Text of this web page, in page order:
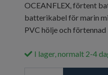
OCEANFLEX, förtent
batterikabel för marin
PVC hölje och
I lager, normalt 2-4